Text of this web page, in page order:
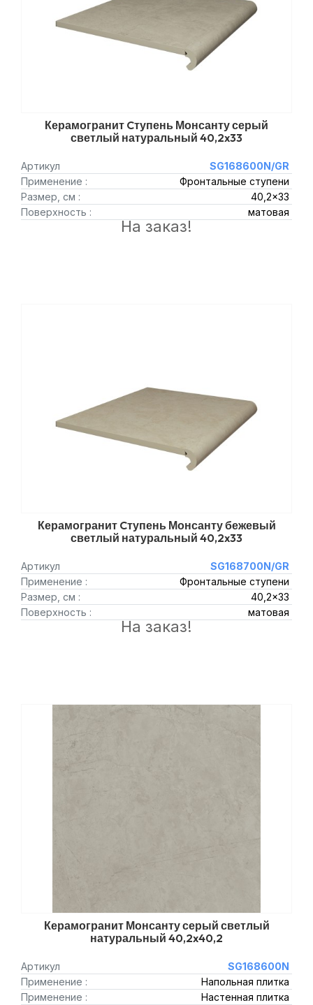
Керамогранит Cтупень Монсанту серый
светлый натуральный 40,2x33
Артикул
SG168600N/GR
Применение :
Фронтальные ступени
Размер, см :
40,2x33
Поверхность :
матовая
На заказ!
Керамогранит Cтупень Монсанту бежевый
светлый натуральный 40,2x33
Артикул
SG168700N/GR
Применение :
Фронтальные ступени
Размер, см :
40,2x33
Поверхность :
матовая
На заказ!
Керамогранит Монсанту серый светлый
натуральный 40,2x40,2
Артикул
SG168600N
Применение :
Напольная плитка
Применение :
Настенная плитка